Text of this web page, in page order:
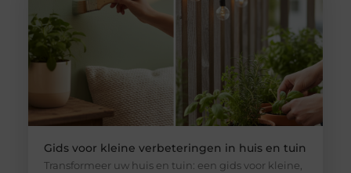
Gids voor kleine verbeteringen in huis en tuin
Transformeer uw huis en tuin: een gids voor kleine,